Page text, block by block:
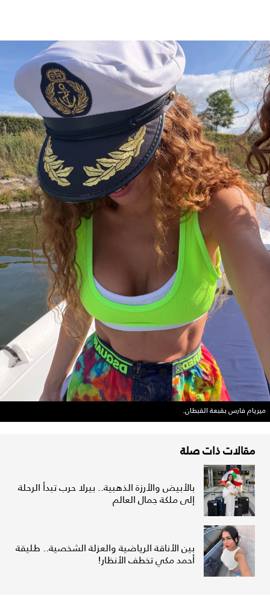
ميريام فارس بقبعة القبطان.
مقالات ذات صلة
بالأبيض والأرزة الذهبية.. بيرلا حرب تبدأ الرحلة
إلى ملكة جمال العالم
بين الأناقة الرياضية والعزلة الشخصية.. طليقة
أحمد مكي تخطف الأنظار!